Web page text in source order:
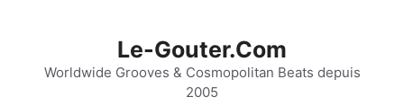
Le-Gouter.Com
Worldwide Grooves & Cosmopolitan Beats depuis
2005